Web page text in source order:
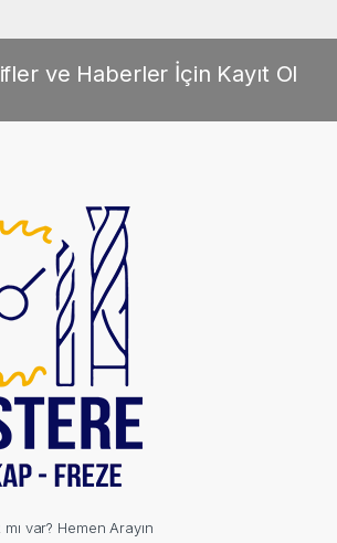
ve Haberler İçin Kayıt Ol
mı var? Hemen Arayın